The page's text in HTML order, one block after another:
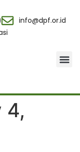
info@dpf.or.id
4,